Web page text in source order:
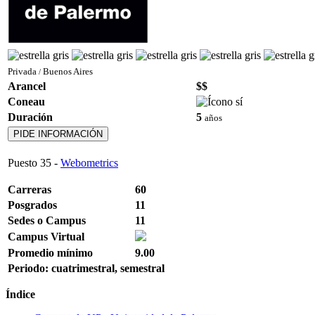
Privada / Buenos Aires
Arancel
$$
Coneau
Duración
5 años
PIDE INFORMACIÓN
Puesto 35 - Webometrics
Carreras
60
Posgrados
11
Sedes o Campus
11
Campus Virtual
Promedio mínimo
9.00
Periodo: cuatrimestral, semestral
Índice